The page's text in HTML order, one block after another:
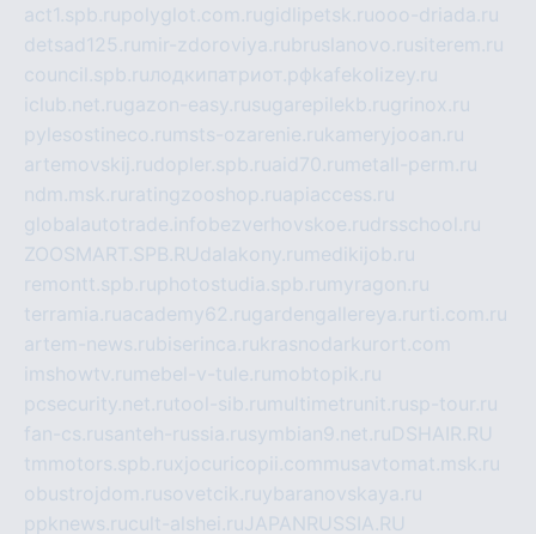
act1.spb.rupolyglot.com.rugidlipetsk.ruooo-driada.ru
detsad125.ru mir-zdoroviya.rubruslanovo.rusiterem.ru
council.spb.ruлодкипатриот.рфkafekolizey.ru
iclub.net.rugazon-easy.rusugarepilekb.rugrinox.ru
pylesostineco.ru msts-ozarenie.rukameryjooan.ru
artemovskij.rudopler.spb.ruaid70.ru metall-perm.ru
ndm.msk.ru ratingzooshop.ruapiaccess.ru
globalautotrade.info bezverhovskoe.rudrsschool.ru
ZOOSMART.SPB.RUdalakony.ru medikijob.ru
remontt.spb.ruphotostudia.spb.ru myragon.ru
terramia.ruacademy62.rugardengallereya.ru rti.com.ru
artem-news.rubiserinca.rukrasnodarkurort.com
imshowtv.ru mebel-v-tule.ru mobtopik.ru
pcsecurity.net.rutool-sib.ru multimetrunit.rusp-tour.ru
fan-cs.rusanteh-russia.rusymbian9.net.ruDSHAIR.RU
tmmotors.spb.ruxjocuricopii.com musavtomat.msk.ru
obustrojdom.rusovetcik.ruybaranovskaya.ru
ppknews.rucult-alshei.ruJAPANRUSSIA.RU